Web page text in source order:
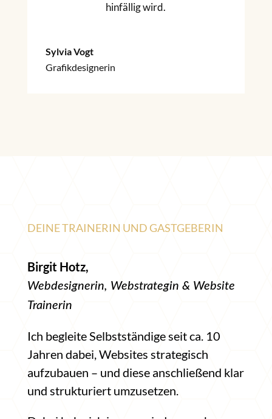
hinfällig wird.
Sylvia Vogt
Grafikdesignerin
DEINE TRAINERIN UND GASTGEBERIN
Birgit Hotz,
Webdesignerin, Webstrategin & Website
Trainerin
Ich begleite Selbstständige seit ca. 10
Jahren dabei, Websites strategisch
aufzubauen – und diese anschließend klar
und strukturiert umzusetzen.